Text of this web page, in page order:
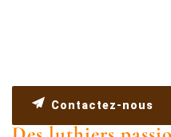
Contactez-nous